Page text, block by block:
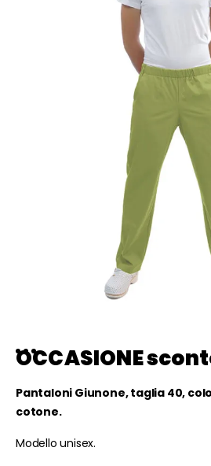
OCCASIONE
Pantaloni Giunone, taglia 40,
cotone.
Modello unisex.